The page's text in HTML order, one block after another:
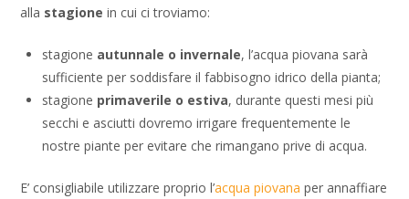
alla stagione in cui ci troviamo:
stagione autunnale o invernale, l’acqua piovana sarà
sufficiente per soddisfare il fabbisogno idrico della pianta;
stagione primaverile o estiva, durante questi mesi più
secchi e asciutti dovremo irrigare frequentemente le
nostre piante per evitare che rimangano prive di acqua.
E’ consigliabile utilizzare proprio l’acqua piovana per annaffiare